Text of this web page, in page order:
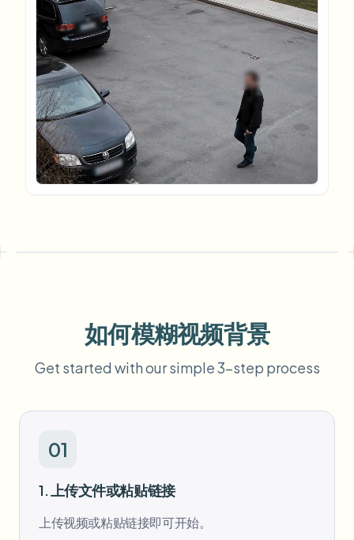
模糊车牌
模糊背景
模糊任何内容
屏幕录制模糊
模糊车牌
模糊人脸
模糊背景
模糊任何内容
AI Video Object Remover
换脸 - 图片
换脸 - 视频
批量视频模糊
一次处理多个视频
学校与教育
校园摄像头、讲座和地区批量隐私
媒体与娱乐
试映、发布和合规
零售与电商
门店和仓库镜头
医疗
批量车牌模糊
车队、行车记录仪和停车场大规模处理
模糊任何内容
API 和 SDK
自动化上传、任务和Webhook
资源
常见问题
博客
Whitepapers
工具
Choose language
如何模糊视频背景
Get started with our simple 3-step process
01
1. 上传文件或粘贴链接
上传视频或粘贴链接即可开始。